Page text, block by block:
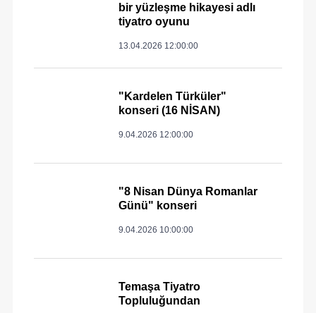
bir yüzleşme hikayesi adlı
tiyatro oyunu
13.04.2026 12:00:00
"Kardelen Türküler"
konseri (16 NİSAN)
9.04.2026 12:00:00
"8 Nisan Dünya Romanlar
Günü" konseri
9.04.2026 10:00:00
Temaşa Tiyatro
Topluluğundan